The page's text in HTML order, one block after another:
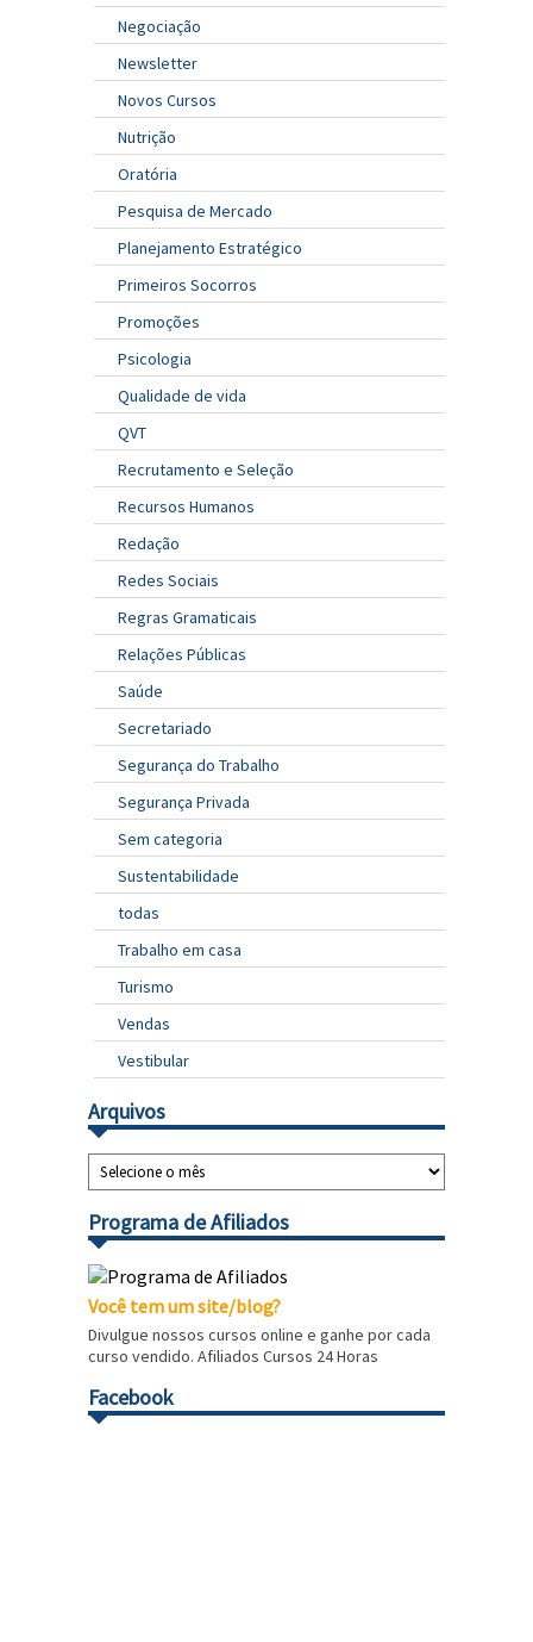
Negociação
Newsletter
Novos Cursos
Nutrição
Oratória
Pesquisa de Mercado
Planejamento Estratégico
Primeiros Socorros
Promoções
Psicologia
Qualidade de vida
QVT
Recrutamento e Seleção
Recursos Humanos
Redação
Redes Sociais
Regras Gramaticais
Relações Públicas
Saúde
Secretariado
Segurança do Trabalho
Segurança Privada
Sem categoria
Sustentabilidade
todas
Trabalho em casa
Turismo
Vendas
Vestibular
Arquivos
Programa de Afiliados
Você tem um site/blog?
Divulgue nossos cursos online e ganhe por cada
curso vendido. Afiliados Cursos 24 Horas
Facebook